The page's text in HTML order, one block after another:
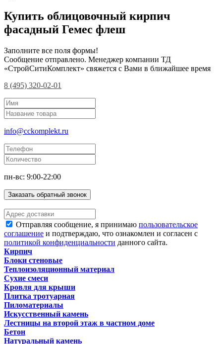
Купить облицовочный кирпич
фасадный Гемес флеш
Заполните все поля формы!
Сообщение отправлено. Менеджер компании ТД
«СтройСитиКомплект» свяжется с Вами в ближайшее время
8 (495) 320-02-01
info@cckomplekt.ru
пн-вс: 9:00-22:00
Заказать обратный звонок
Отправляя сообщение, я принимаю пользовательское
соглашение и подтверждаю, что ознакомлен и согласен с
политикой конфиденциальности данного сайта.
Кирпич
Блоки стеновые
Теплоизоляционный материал
Сухие смеси
Кровля для крыши
Плитка тротуарная
Пиломатериалы
Искусственный камень
Лестницы на второй этаж в частном доме
Бетон
Натуральный камень